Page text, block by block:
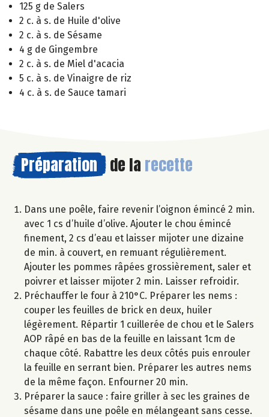
125 g de Salers
2 c. à s. de Huile d'olive
2 c. à s. de Sésame
4 g de Gingembre
2 c. à s. de Miel d'acacia
5 c. à s. de Vinaigre de riz
4 c. à s. de Sauce tamari
Préparation de la recette
Dans une poêle, faire revenir l’oignon émincé 2 min.
avec 1 cs d’huile d’olive. Ajouter le chou émincé
finement, 2 cs d’eau et laisser mijoter une dizaine
de min. à couvert, en remuant régulièrement.
Ajouter les pommes râpées grossièrement, saler et
poivrer et laisser mijoter 2 min. Laisser refroidir.
Préchauffer le four à 210°C. Préparer les nems :
couper les feuilles de brick en deux, huiler
légèrement. Répartir 1 cuillerée de chou et le Salers
AOP râpé en bas de la feuille en laissant 1cm de
chaque côté. Rabattre les deux côtés puis enrouler
la feuille en serrant bien. Préparer les autres nems
de la même façon. Enfourner 20 min.
Préparer la sauce : faire griller à sec les graines de
sésame dans une poêle en mélangeant sans cesse.